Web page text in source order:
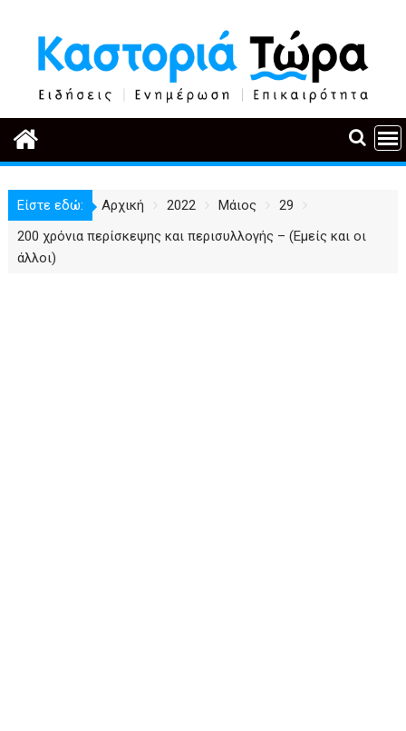
περιεχόμενο
Είστε εδώ: Αρχική 2022 Μάιος
29
200 χρόνια περίσκεψης και περισυλλογής – (Εμείς και οι
άλλοι)